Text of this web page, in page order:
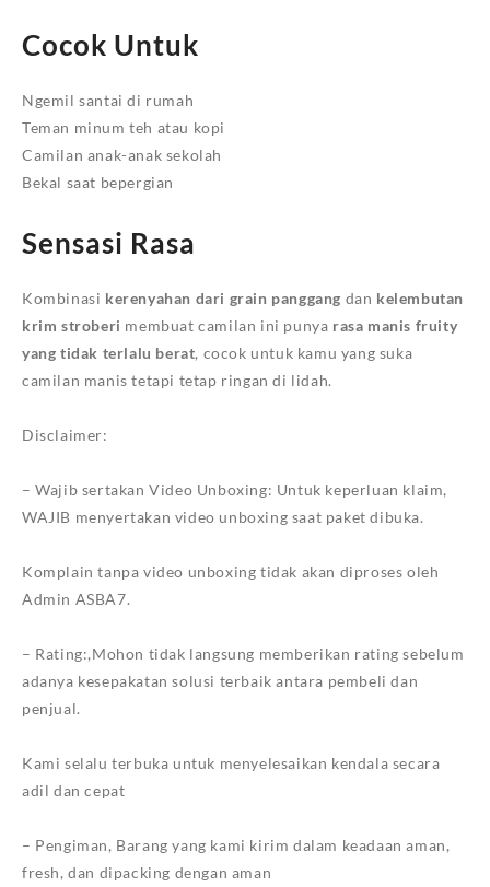
Cocok Untuk
Ngemil santai di rumah
Teman minum teh atau kopi
Camilan anak-anak sekolah
Bekal saat bepergian
Sensasi Rasa
Kombinasi kerenyahan dari grain panggang dan kelembutan
krim stroberi membuat camilan ini punya rasa manis fruity
yang tidak terlalu berat, cocok untuk kamu yang suka
camilan manis tetapi tetap ringan di lidah.
Disclaimer:
– Wajib sertakan Video Unboxing: Untuk keperluan klaim,
WAJIB menyertakan video unboxing saat paket dibuka.
Komplain tanpa video unboxing tidak akan diproses oleh
Admin ASBA7.
– Rating:,Mohon tidak langsung memberikan rating sebelum
adanya kesepakatan solusi terbaik antara pembeli dan
penjual.
Kami selalu terbuka untuk menyelesaikan kendala secara
adil dan cepat
– Pengiman, Barang yang kami kirim dalam keadaan aman,
fresh, dan dipacking dengan aman